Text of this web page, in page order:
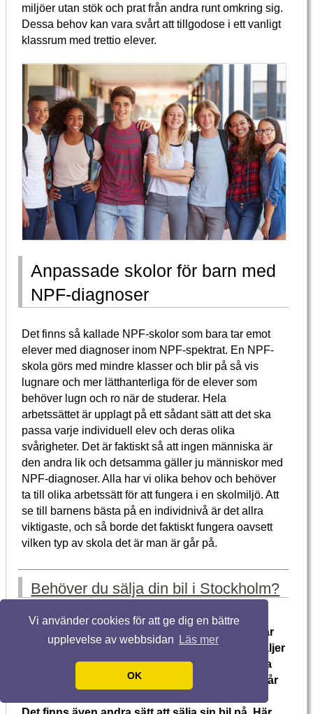
Vi använder cookies för att ge dig en bättre
upplevelse av webbsidan
Läs mer
OK
miljöer utan stök och prat från andra runt omkring sig.
Dessa behov kan vara svårt att tillgodose i ett vanligt
klassrum med trettio elever.
Anpassade skolor för barn med
NPF-diagnoser
Det finns så kallade NPF-skolor som bara tar emot
elever med diagnoser inom NPF-spektrat. En NPF-
skola görs med mindre klasser och blir på så vis
lugnare och mer lätthanterliga för de elever som
behöver lugn och ro när de studerar. Hela
arbetssättet är upplagt på ett sådant sätt att det ska
passa varje individuell elev och deras olika
svårigheter. Det är faktiskt så att ingen människa är
den andra lik och detsamma gäller ju människor med
NPF-diagnoser. Alla har vi olika behov och behöver
ta till olika arbetssätt för att fungera i en skolmiljö. Att
se till barnens bästa på en individnivå är det allra
viktigaste, och så borde det faktiskt fungera oavsett
vilken typ av skola det är man är går på.
Behöver du sälja din bil i Stockholm?
Är det så att du äger en gammal bil och att du är
sugen på attsälja bil i Stockholm? Antingen säljer
man sin bil till någon bekant som behöver köpa
en bil, eller så säljer man den på Blocket. Men får